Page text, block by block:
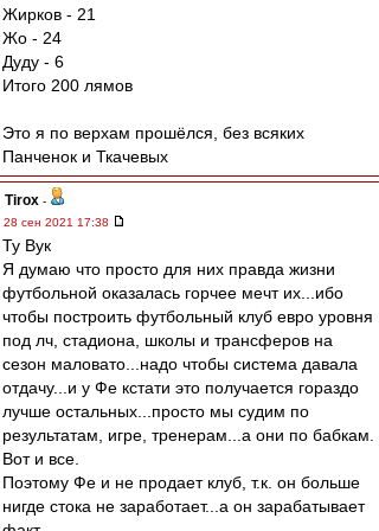
Жирков - 21
Жо - 24
Дуду - 6
Итого 200 лямов
Это я по верхам прошёлся, без всяких
Панченок и Ткачевых
Tirox -
28 сен 2021 17:38
Ту Вук
Я думаю что просто для них правда жизни
футбольной оказалась горчее мечт их...ибо
чтобы построить футбольный клуб евро уровня
под лч, стадиона, школы и трансферов на
сезон маловато...надо чтобы система давала
отдачу...и у Фе кстати это получается гораздо
лучше остальных...просто мы судим по
результатам, игре, тренерам...а они по бабкам.
Вот и все.
Поэтому Фе и не продает клуб, т.к. он больше
нигде стока не заработает...а он зарабатывает